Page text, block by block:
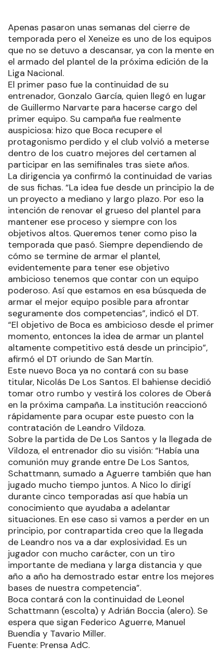
Apenas pasaron unas semanas del cierre de
temporada pero el Xeneize es uno de los equipos
que no se detuvo a descansar, ya con la mente en
el armado del plantel de la próxima edición de la
Liga Nacional.
El primer paso fue la continuidad de su
entrenador, Gonzalo García, quien llegó en lugar
de Guillermo Narvarte para hacerse cargo del
primer equipo. Su campaña fue realmente
auspiciosa: hizo que Boca recupere el
protagonismo perdido y el club volvió a meterse
dentro de los cuatro mejores del certamen al
participar en las semifinales tras siete años.
La dirigencia ya confirmó la continuidad de varias
de sus fichas. “La idea fue desde un principio la de
un proyecto a mediano y largo plazo. Por eso la
intención de renovar el grueso del plantel para
mantener ese proceso y siempre con los
objetivos altos. Queremos tener como piso la
temporada que pasó. Siempre dependiendo de
cómo se termine de armar el plantel,
evidentemente para tener ese objetivo
ambicioso tenemos que contar con un equipo
poderoso. Así que estamos en esa búsqueda de
armar el mejor equipo posible para afrontar
seguramente dos competencias”, indicó el DT.
“El objetivo de Boca es ambicioso desde el primer
momento, entonces la idea de armar un plantel
altamente competitivo está desde un principio”,
afirmó el DT oriundo de San Martín.
Este nuevo Boca ya no contará con su base
titular, Nicolás De Los Santos. El bahiense decidió
tomar otro rumbo y vestirá los colores de Oberá
en la próxima campaña. La institución reaccionó
rápidamente para ocupar este puesto con la
contratación de Leandro Vildoza.
Sobre la partida de De Los Santos y la llegada de
Vildoza, el entrenador dio su visión: “Había una
comunión muy grande entre De Los Santos,
Schattmann, sumado a Aguerre también que han
jugado mucho tiempo juntos. A Nico lo dirigí
durante cinco temporadas así que había un
conocimiento que ayudaba a adelantar
situaciones. En ese caso si vamos a perder en un
principio, por contrapartida creo que la llegada
de Leandro nos va a dar explosividad. Es un
jugador con mucho carácter, con un tiro
importante de mediana y larga distancia y que
año a año ha demostrado estar entre los mejores
bases de nuestra competencia”.
Boca contará con la continuidad de Leonel
Schattmann (escolta) y Adrián Boccia (alero). Se
espera que sigan Federico Aguerre, Manuel
Buendía y Tavario Miller.
Fuente: Prensa AdC.